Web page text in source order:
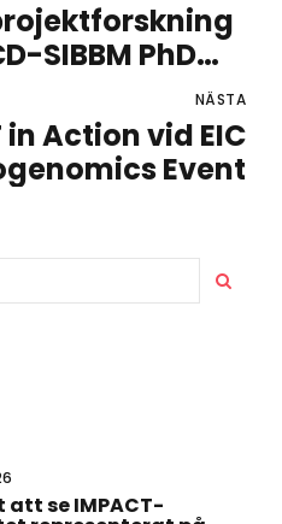
SIBBM PhD
NÄSTA
in Action vid EIC
Event
att se IMPACT-